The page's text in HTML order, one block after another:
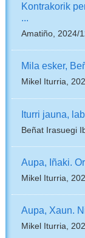
Kontrakorik
...
Amatiño, 2024/
Mila esker,
Mikel Iturria,
Iturri jauna,
Beñat Irasuegi
Aupa, Iñaki.
Mikel Iturria,
Aupa, Xaun.
Mikel Iturria,